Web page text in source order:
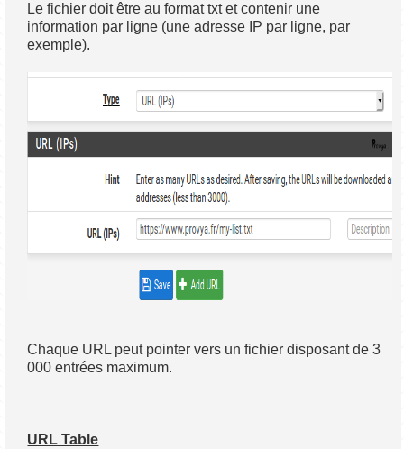
Le fichier doit être au format txt et contenir une
information par ligne (une adresse IP par ligne, par
exemple).
Chaque URL peut pointer vers un fichier disposant de 3
000 entrées maximum.
URL Table